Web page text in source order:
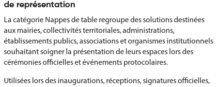
de représentation
La catégorie Nappes de table regroupe des solutions destinées
aux mairies, collectivités territoriales, administrations,
établissements publics, associations et organismes institutionnels
souhaitant soigner la présentation de leurs espaces lors des
cérémonies officielles et événements protocolaires.
Utilisées lors des inaugurations, réceptions, signatures officielles,